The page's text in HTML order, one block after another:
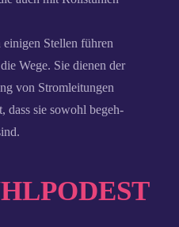
einigen Stellen führen
Wege. Sie dienen der
von Stromleitungen
dass sie sowohl begeh-